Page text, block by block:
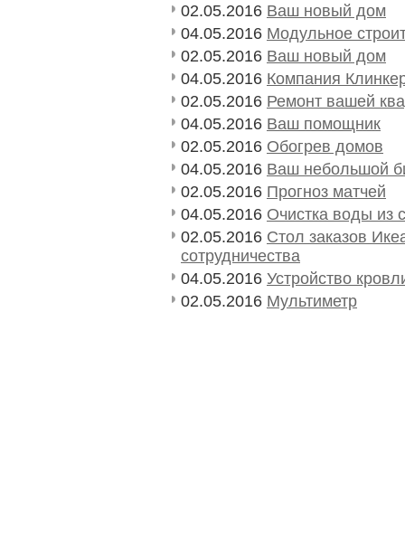
02.05.2016 Ваш новый дом
04.05.2016 Модульное
02.05.2016 Ваш новый дом
04.05.2016 Компания
02.05.2016 Ремонт вашей
04.05.2016 Ваш помощник
02.05.2016 Обогрев домов
04.05.2016 Ваш небольшой
02.05.2016 Прогноз матчей
04.05.2016 Очистка воды из
02.05.2016 Стол заказов
сотрудничества
04.05.2016 Устройство
02.05.2016 Мультиметр